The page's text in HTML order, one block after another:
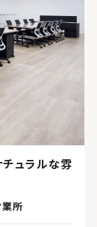
ュラルな雰
所